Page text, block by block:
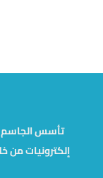
إلكترونيات من